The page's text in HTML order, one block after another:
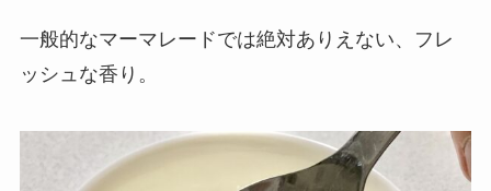
一般的なマーマレードでは絶対ありえない、フレ
ッシュな香り。